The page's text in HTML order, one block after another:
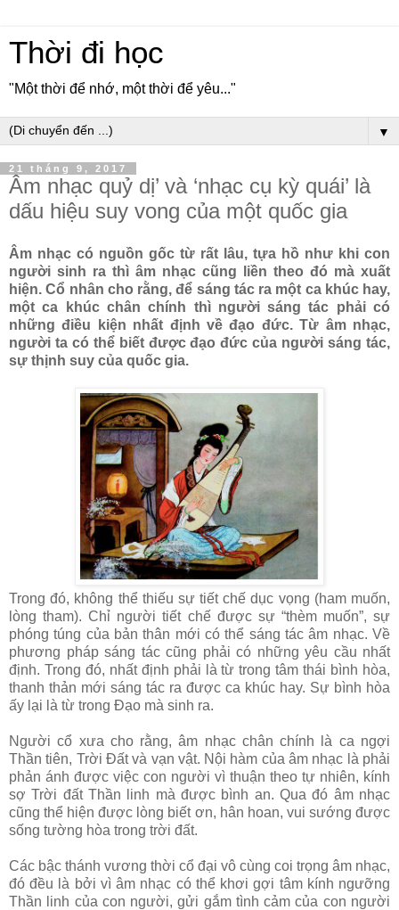
Thời đi học
"Một thời để nhớ, một thời để yêu..."
▼
21 tháng 9, 2017
Âm nhạc quỷ dị’ và ‘nhạc cụ kỳ quái’ là
dấu hiệu suy vong của một quốc gia
Âm nhạc có nguồn gốc từ rất lâu, tựa hồ như khi con
người sinh ra thì âm nhạc cũng liền theo đó mà xuất
hiện. Cổ nhân cho rằng, để sáng tác ra một ca khúc hay,
một ca khúc chân chính thì người sáng tác phải có
những điều kiện nhất định về đạo đức. Từ âm nhạc,
người ta có thể biết được đạo đức của người sáng tác,
sự thịnh suy của quốc gia.
Trong đó, không thể thiếu sự tiết chế dục vọng (ham muốn,
lòng tham). Chỉ người tiết chế được sự “thèm muốn”, sự
phóng túng của bản thân mới có thể sáng tác âm nhạc. Về
phương pháp sáng tác cũng phải có những yêu cầu nhất
định. Trong đó, nhất định phải là từ trong tâm thái bình hòa,
thanh thản mới sáng tác ra được ca khúc hay. Sự bình hòa
ấy lại là từ trong Đạo mà sinh ra.
Người cổ xưa cho rằng, âm nhạc chân chính là ca ngợi
Thần tiên, Trời Đất và vạn vật. Nội hàm của âm nhạc là phải
phản ánh được việc con người vì thuận theo tự nhiên, kính
sợ Trời đất Thần linh mà được bình an. Qua đó âm nhạc
cũng thể hiện được lòng biết ơn, hân hoan, vui sướng được
sống tường hòa trong trời đất.
Các bậc thánh vương thời cổ đại vô cùng coi trọng âm nhạc,
đó đều là bởi vì âm nhạc có thể khơi gợi tâm kính ngưỡng
Thần linh của con người, gửi gắm tình cảm của con người